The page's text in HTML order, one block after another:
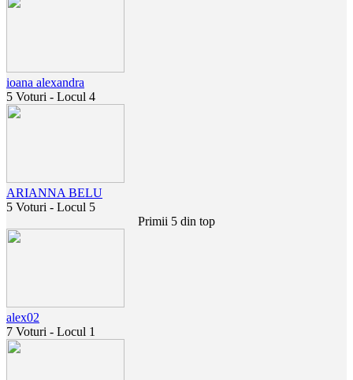
ioana alexandra
5 Voturi - Locul 4
ARIANNA BELU
5 Voturi - Locul 5
Primii 5 din top
alex02
7 Voturi - Locul 1